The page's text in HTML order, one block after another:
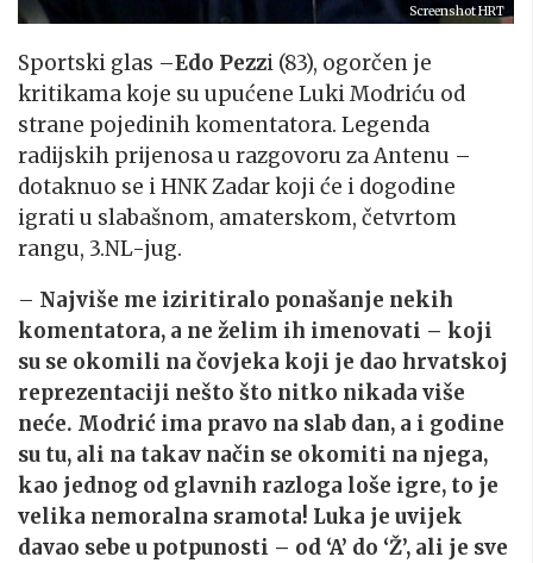
Screenshot HRT
Sportski glas –Edo Pezzi (83), ogorčen je
kritikama koje su upućene Luki Modriću od
strane pojedinih komentatora. Legenda
radijskih prijenosa u razgovoru za Antenu –
dotaknuo se i HNK Zadar koji će i dogodine
igrati u slabašnom, amaterskom, četvrtom
rangu, 3.NL-jug.
– Najviše me iziritiralo ponašanje nekih
komentatora, a ne želim ih imenovati – koji
su se okomili na čovjeka koji je dao hrvatskoj
reprezentaciji nešto što nitko nikada više
neće. Modrić ima pravo na slab dan, a i godine
su tu, ali na takav način se okomiti na njega,
kao jednog od glavnih razloga loše igre, to je
velika nemoralna sramota! Luka je uvijek
davao sebe u potpunosti – od ‘A’ do ‘Ž’, ali je sve